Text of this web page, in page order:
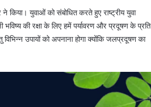
किया। युवाओं को संबोधित करते हुए राष्ट्रीय युवा
भविष्य की रक्षा के लिए हमें पर्यावरण और प्रदूषण के प्रति
उपायों को अपनाना होगा क्योंकि जलप्रदूषण का